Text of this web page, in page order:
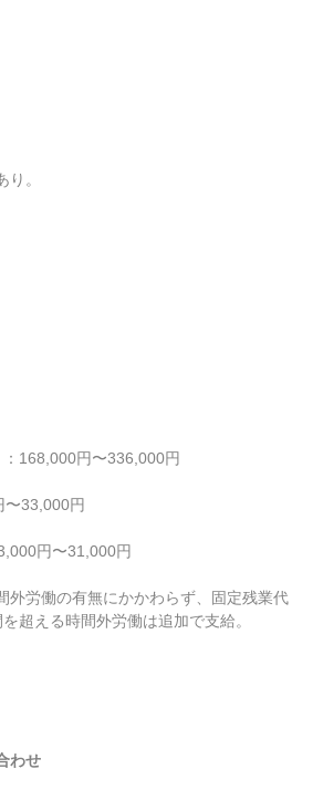
。
168,000円〜336,000円
33,000円
円〜31,000円
外労働の有無にかかわらず、固定残業代
超える時間外労働は追加で支給。
わせ